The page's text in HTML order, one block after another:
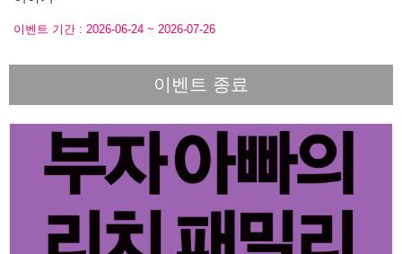
이벤트 기간 : 2026-06-24 ~ 2026-07-26
이벤트 종료